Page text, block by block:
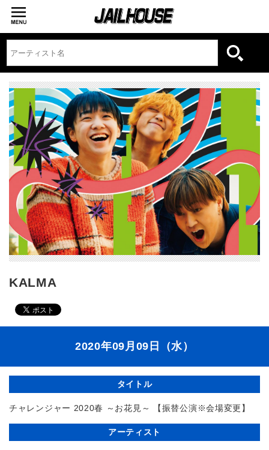
KALMA
2020年09月09日（水）
タイトル
チャレンジャー 2020春 ～お花見～ 【振替公演※会場変更】
アーティスト